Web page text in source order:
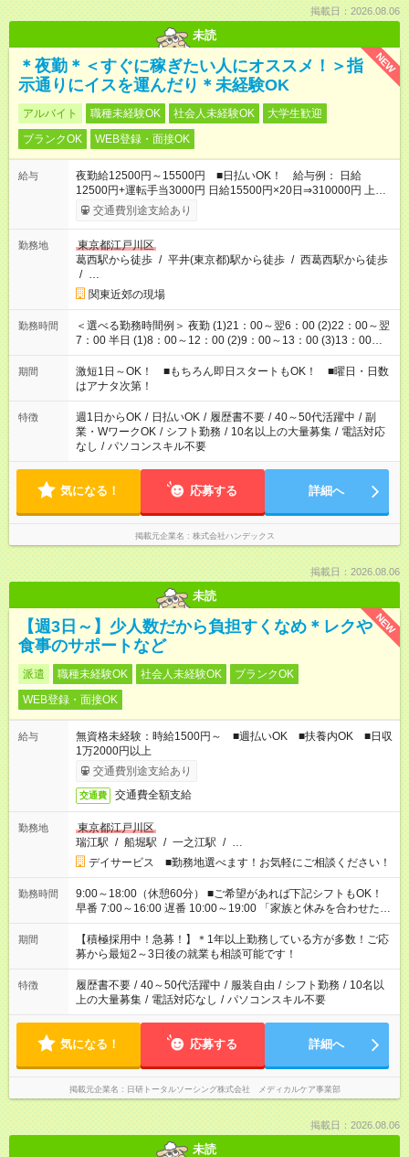
掲載日：2026.08.06
未読
NEW
＊夜勤＊＜すぐに稼ぎたい人にオススメ！＞指
示通りにイスを運んだり＊未経験OK
アルバイト 職種未経験OK 社会人未経験OK
大学生歓迎
ブランクOK
WEB登録・面接OK
給与
夜勤給12500円～15500円 ■日払いOK！ 給与例： 日給
12500円+運転手当3000円 日給15500円×20日⇒310000円 上記
のように『車輛移動が出来るだけで』月収25万以上も可能！
交通費別途支給あり
勤務地
東京都江戸川区
葛西駅から徒歩 / 平井(東京都)駅から徒歩 / 西葛西駅から徒歩
/ …
関東近郊の現場
勤務時間
＜選べる勤務時間例＞ 夜勤 (1)21：00～翌6：00 (2)22：00～翌
7：00 半日 (1)8：00～12：00 (2)9：00～13：00 (3)13：00～
17：00 (4)14：00～18：00 (5)18：00～22：00 (6)20：00～
24：00
期間
激短1日～OK！ ■もちろん即日スタートもOK！ ■曜日・日数
はアナタ次第！
特徴 週1日からOK / 日払いOK / 履歴書不要 / 40～50代活躍中 / 副
業・WワークOK / シフト勤務 / 10名以上の大量募集 / 電話対応
なし / パソコンスキル不要
気になる！ 応募する 詳細へ
掲載元企業名 株式会社ハンデックス
掲載日：2026.08.06
未読
NEW
【週3日～】少人数だから負担すくなめ＊レクや
食事のサポートなど
派遣 職種未経験OK 社会人未経験OK
ブランクOK
WEB登録・面接OK
給与
無資格未経験：時給1500円～ ■週払いOK ■扶養内OK ■日収
1万2000円以上
交通費別途支給あり
交通費 交通費全額支給
勤務地
東京都江戸川区
瑞江駅 / 船堀駅 / 一之江駅 / …
デイサービス ■勤務地選べます！お気軽にご相談ください！
勤務時間
9:00～18:00（休憩60分） ■ご希望があれば下記シフトもOK！
早番 7:00～16:00 遅番 10:00～19:00 「家族と休みを合わせた
い」 「余裕を持って夕飯の準備がしたい」 「できれば残業はし
たくない」 など、ご希望を教えてくださいね。 ※Wワーク希望
の方へ 今ご覧のお仕事で希望する勤務時間と、もう1つのお仕事
の勤務時間。 合計で週40時間を超える場合は応募できません。
期間
【積極採用中！急募！】＊1年以上勤務している方が多数！ご応
募から最短2～3日後の就業も相談可能です！
特徴 履歴書不要 / 40～50代活躍中 / 服装自由 / シフト勤務 / 10名以
上の大量募集 / 電話対応なし / パソコンスキル不要
気になる！ 応募する 詳細へ
掲載元企業名 日研トータルソーシング株式会社 メディカルケア事業部
掲載日：2026.08.06
未読